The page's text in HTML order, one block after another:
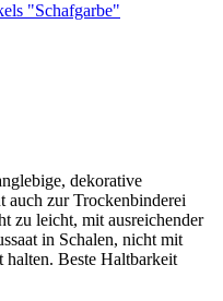
dekorative
auch zur Trockenbinderei
zu leicht, mit ausreichender
in Schalen, nicht mit
halten. Beste Haltbarkeit